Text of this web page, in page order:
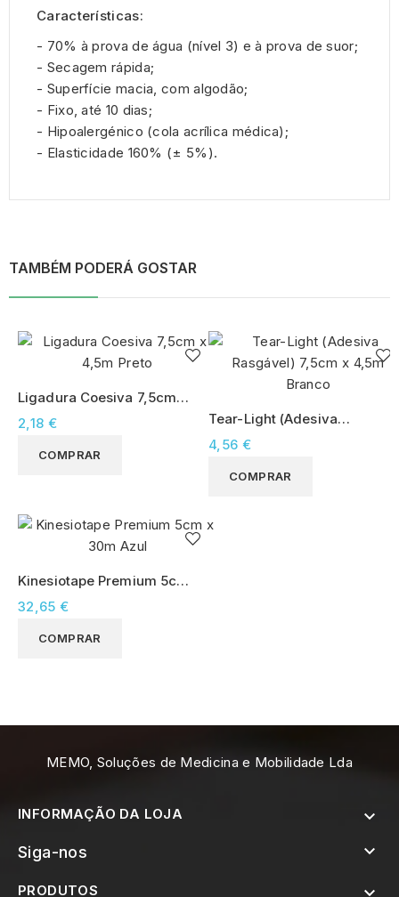
Características:
- 70% à prova de água (nível 3) e à prova de suor;
- Secagem rápida;
- Superfície macia, com algodão;
- Fixo, até 10 dias;
- Hipoalergénico (cola acrílica médica);
- Elasticidade 160% (± 5%).
TAMBÉM PODERÁ GOSTAR
Ligadura Coesiva 7,5cm x
4,5m Preto
2,18 €
COMPRAR
Tear-Light (Adesiva
Rasgável) 7,5cm x 4,5m
4,56 €
COMPRAR
Kinesiotape Premium 5cm
x 30m Azul
32,65 €
COMPRAR
MEMO, Soluções de Medicina e Mobilidade Lda
INFORMAÇÃO DA LOJA 
Siga-nos 
PRODUTOS